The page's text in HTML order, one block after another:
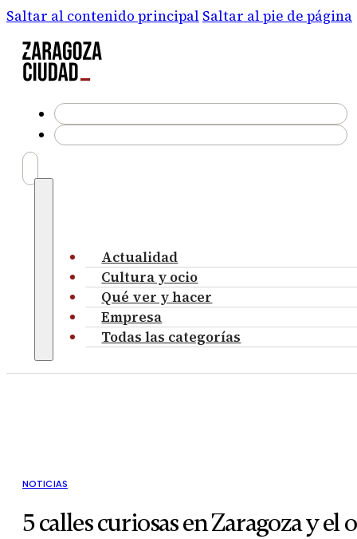
Saltar al contenido principal Saltar al pie de página
Actualidad
Cultura y ocio
Qué ver y hacer
Empresa
Todas las categorías
NOTICIAS
5 calles curiosas en Zaragoza y